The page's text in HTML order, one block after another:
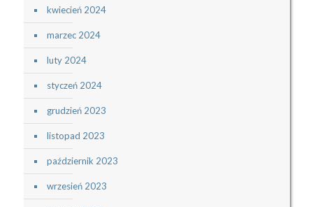
kwiecień 2024
marzec 2024
luty 2024
styczeń 2024
grudzień 2023
listopad 2023
październik 2023
wrzesień 2023